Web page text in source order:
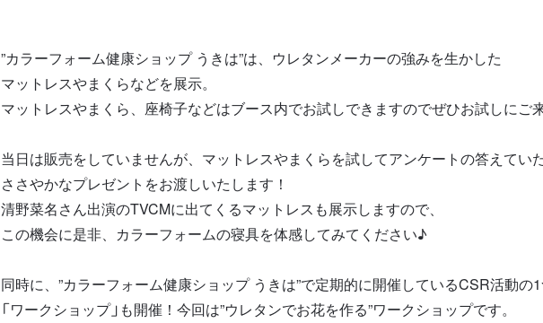
”カラーフォーム健康ショップ うきは”は、ウレタンメーカーの強みを生かした
マットレスやまくらなどを展示。
マットレスやまくら、座椅子などはブース内でお試しできますのでぜひお試しにご
当日は販売をしていませんが、マットレスやまくらを試してアンケートの答えてい
ささやかなプレゼント をお渡しいたします！
清野菜名さん出演のTVCMに出てくるマットレスも展示しますので、
この機会に是非、カラーフォームの寝具を体感してみてください♪
同時に、”カラーフォーム健康ショップ うきは”で定期的に開催しているCSR活動の1
「ワークショップ」も開催 ！今回は”ウレタンでお花を作る”ワークショップです。